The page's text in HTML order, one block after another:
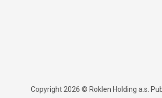
Copyright 2026 © Roklen Holding a.s.